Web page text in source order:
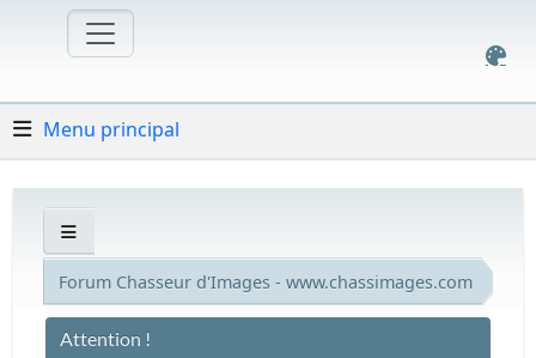
Menu principal
Forum Chasseur d'Images - www.chassimages.com
Attention !